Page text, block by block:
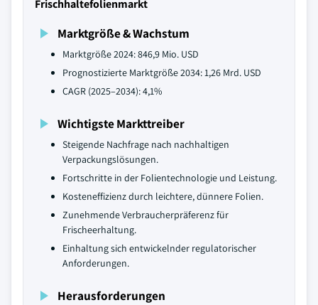
Frischhaltefolienmarkt
Marktgröße & Wachstum
Marktgröße 2024: 846,9 Mio. USD
Prognostizierte Marktgröße 2034: 1,26 Mrd. USD
CAGR (2025–2034): 4,1%
Wichtigste Markttreiber
Steigende Nachfrage nach nachhaltigen
Verpackungslösungen.
Fortschritte in der Folientechnologie und Leistung.
Kosteneffizienz durch leichtere, dünnere Folien.
Zunehmende Verbraucherpräferenz für
Frischeerhaltung.
Einhaltung sich entwickelnder regulatorischer
Anforderungen.
Herausforderungen